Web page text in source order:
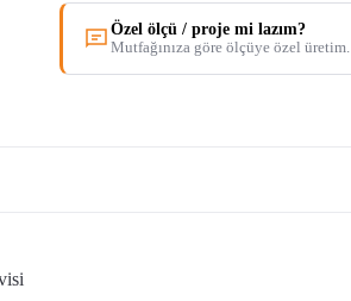
Özel ölçü / proje mi lazım?
Mutfağınıza göre ölçüye özel üretim.